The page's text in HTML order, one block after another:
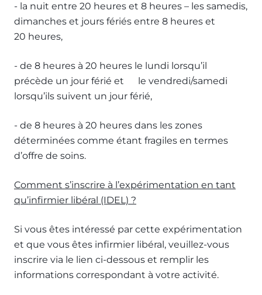
- la nuit entre 20 heures et 8 heures – les samedis,
dimanches et jours fériés entre 8 heures et
20 heures,
- de 8 heures à 20 heures le lundi lorsqu’il
précède un jour férié et le vendredi/samedi
lorsqu’ils suivent un jour férié,
- de 8 heures à 20 heures dans les zones
déterminées comme étant fragiles en termes
d’offre de soins.
Comment s’inscrire à l’expérimentation en tant
qu’infirmier libéral (IDEL) ?
Si vous êtes intéressé par cette expérimentation
et que vous êtes infirmier libéral, veuillez-vous
inscrire via le lien ci-dessous et remplir les
informations correspondant à votre activité.